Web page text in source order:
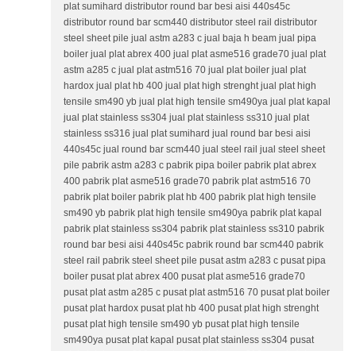
plat sumihard distributor round bar besi aisi 440s45c
distributor round bar scm440 distributor steel rail distributor
steel sheet pile jual astm a283 c jual baja h beam jual pipa
boiler jual plat abrex 400 jual plat asme516 grade70 jual plat
astm a285 c jual plat astm516 70 jual plat boiler jual plat
hardox jual plat hb 400 jual plat high strenght jual plat high
tensile sm490 yb jual plat high tensile sm490ya jual plat kapal
jual plat stainless ss304 jual plat stainless ss310 jual plat
stainless ss316 jual plat sumihard jual round bar besi aisi
440s45c jual round bar scm440 jual steel rail jual steel sheet
pile pabrik astm a283 c pabrik pipa boiler pabrik plat abrex
400 pabrik plat asme516 grade70 pabrik plat astm516 70
pabrik plat boiler pabrik plat hb 400 pabrik plat high tensile
sm490 yb pabrik plat high tensile sm490ya pabrik plat kapal
pabrik plat stainless ss304 pabrik plat stainless ss310 pabrik
round bar besi aisi 440s45c pabrik round bar scm440 pabrik
steel rail pabrik steel sheet pile pusat astm a283 c pusat pipa
boiler pusat plat abrex 400 pusat plat asme516 grade70
pusat plat astm a285 c pusat plat astm516 70 pusat plat boiler
pusat plat hardox pusat plat hb 400 pusat plat high strenght
pusat plat high tensile sm490 yb pusat plat high tensile
sm490ya pusat plat kapal pusat plat stainless ss304 pusat